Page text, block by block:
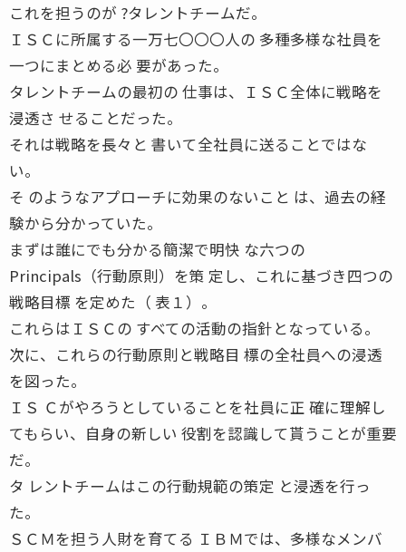
これを担うのが ?タレントチームだ。
ＩＳＣに所属する一万七〇〇〇人の 多種多様な社員を
一つにまとめる必 要があった。
タレントチームの最初の 仕事は、ＩＳＣ全体に戦略を
浸透さ せることだった。
それは戦略を長々と 書いて全社員に送ることではな
い。
そ のようなアプローチに効果のないこと は、過去の経
験から分かっていた。
まずは誰にでも分かる簡潔で明快 な六つの
Principals（行動原則）を策 定し、これに基づき四つの
戦略目標 を定めた（ 表１）。
これらはＩＳＣの すべての活動の指針となっている。
次に、これらの行動原則と戦略目 標の全社員への浸透
を図った。
ＩＳ Ｃがやろうとしていることを社員に正 確に理解し
てもらい、自身の新しい 役割を認識して貰うことが重要
だ。
タ レントチームはこの行動規範の策定 と浸透を行っ
た。
ＳＣＭを担う人財を育てる ＩＢＭでは、多様なメンバ